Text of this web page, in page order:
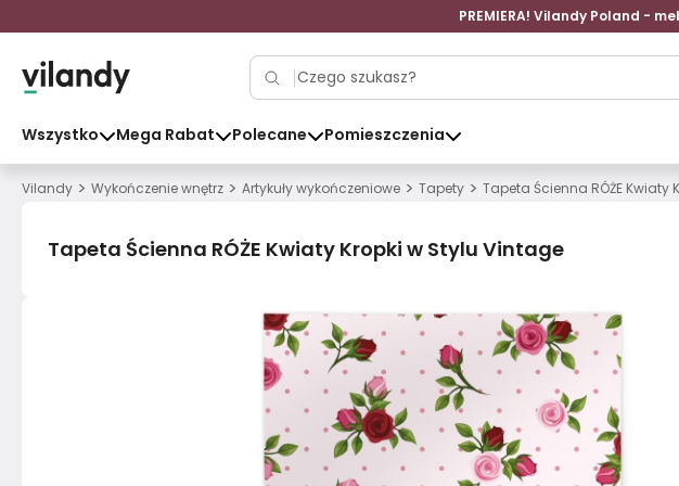
PREMIERA! Vilandy Poland -
Wszystko Mega Rabat Polecane Pomieszczenia
Vilandy > Wykończenie wnętrz > Artykuły wykończeniowe > Tapety > Tapeta Ścienna RÓŻE Kwiaty
Tapeta Ścienna RÓŻE Kwiaty Kropki w Stylu Vintage